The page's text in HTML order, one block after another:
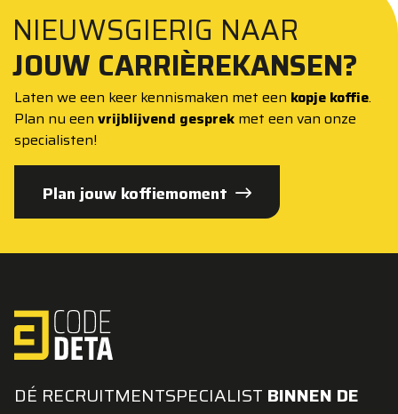
NIEUWSGIERIG NAAR
JOUW CARRIÈREKANSEN?
Laten we een keer kennismaken met een kopje koffie.
Plan nu een vrijblijvend gesprek met een van onze
specialisten!
Plan jouw koffiemoment
DÉ RECRUITMENTSPECIALIST BINNEN DE